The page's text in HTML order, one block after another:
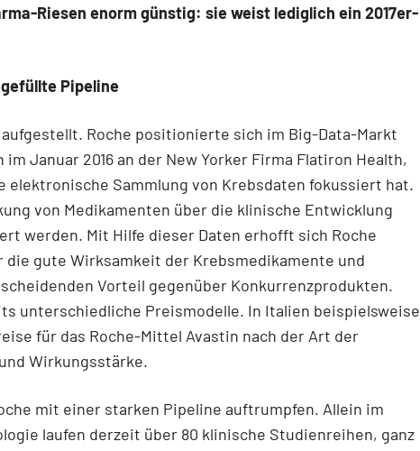
Riesen enorm günstig: sie weist lediglich ein 2017er-
Pipeline
Roche positionierte sich im Big-Data-Markt
Januar 2016 an der New Yorker Firma Flatiron Health,
elektronische Sammlung von Krebsdaten fokussiert hat.
von Medikamenten über die klinische Entwicklung
werden. Mit Hilfe dieser Daten erhofft sich Roche
die gute Wirksamkeit der Krebsmedikamente und
Vorteil gegenüber Konkurrenzprodukten.
unterschiedliche Preismodelle. In Italien beispielsweise
für das Roche-Mittel Avastin nach der Art der
Wirkungsstärke.
mit einer starken Pipeline auftrumpfen. Allein im
laufen derzeit über 80 klinische Studienreihen, ganz